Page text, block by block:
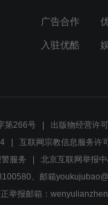
广告合作
入驻优酷
第266号
出版物经营许
互联网宗教信息服务许
服务 北京互联网举报
、邮箱
正举报邮箱：